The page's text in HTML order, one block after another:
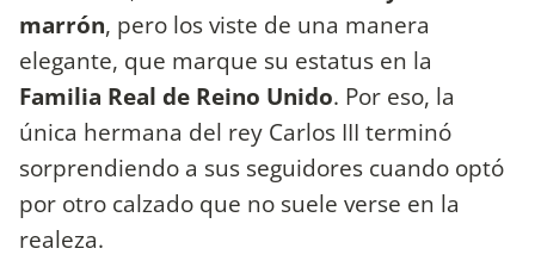
marrón, pero los viste de una manera
elegante, que marque su estatus en la
Familia Real de Reino Unido. Por eso, la
única hermana del rey Carlos III terminó
sorprendiendo a sus seguidores cuando optó
por otro calzado que no suele verse en la
realeza.